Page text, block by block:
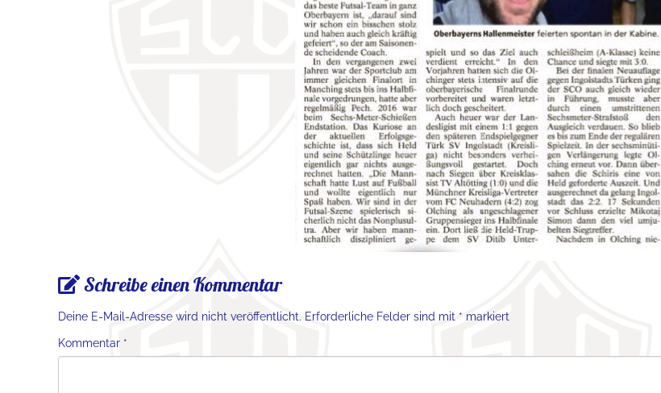
Schreibe einen Kommentar
Deine E-Mail-Adresse wird nicht veröffentlicht. Erforderliche Felder sind mit * markiert
Kommentar *